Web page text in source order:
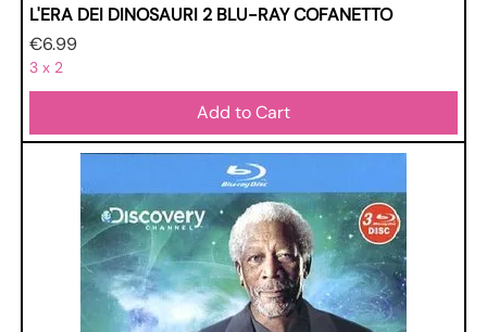
L'ERA DEI DINOSAURI 2 BLU-RAY COFANETTO
Price
€6.99
3 x 2
Add to Cart